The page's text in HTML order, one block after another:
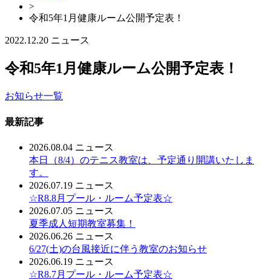
>
令和5年1月健康ルーム公開予定表！
2022.12.20 ニュース
令和5年1月健康ルーム公開予定表！
お知らせ一覧
最新記事
2026.08.04 ニュース
本日（8/4）のテニス教室は、予定通り開講いたしま
す。
2026.07.19 ニュース
☆R8.8月プール・ルーム予定表☆
2026.07.05 ニュース
夏季成人短期教室募集！
2026.06.26 ニュース
6/27(土)の台風接近に伴う教室のお知らせ
2026.06.19 ニュース
☆R8.7月プール・ルーム予定表☆